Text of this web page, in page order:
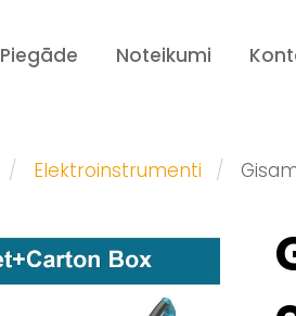
Piegāde Noteikumi
Elektroinstrumenti